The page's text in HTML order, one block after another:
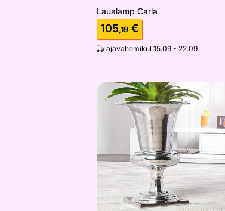
Laualamp Carla
105,19 €
ajavahemikul 15.09 - 22.09
Vaas Goal